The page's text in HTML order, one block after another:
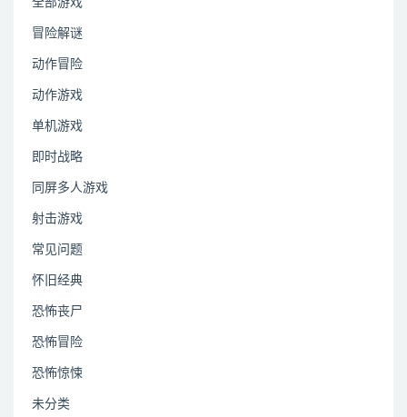
冒险解谜
动作冒险
动作游戏
单机游戏
即时战略
同屏多人游戏
射击游戏
常见问题
怀旧经典
恐怖丧尸
恐怖冒险
恐怖惊悚
未分类